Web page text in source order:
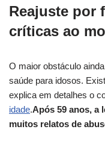
Reajuste por
críticas ao
O maior obstáculo
saúde para idosos.
explica em detalhes o
idade.Após 59 anos, a
muitos relatos de